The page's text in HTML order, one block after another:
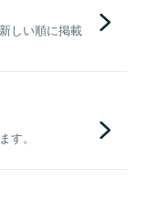
しい順に掲載
す。